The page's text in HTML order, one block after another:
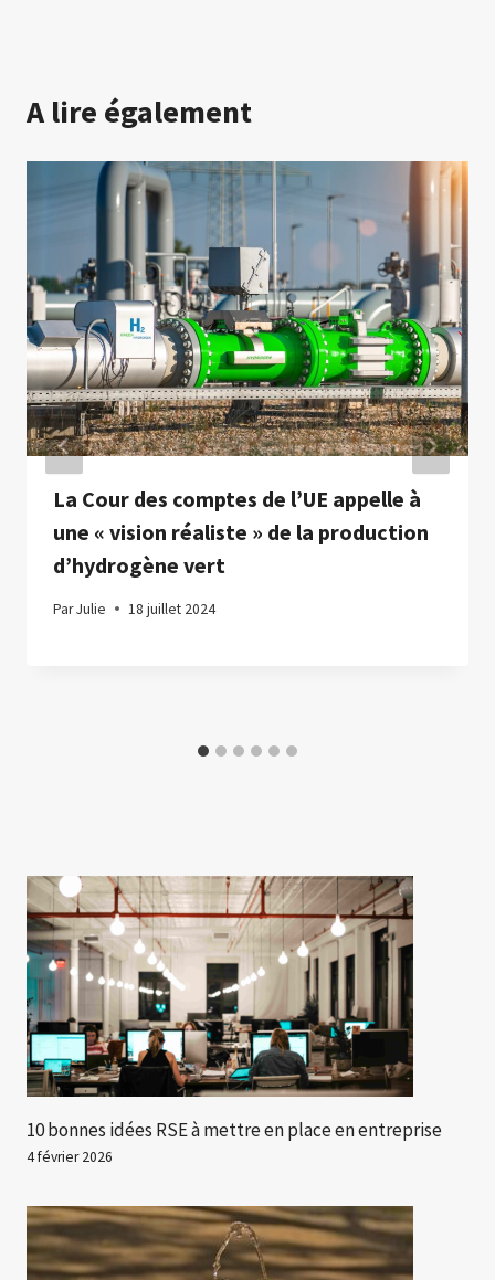
A lire également
La Cour des comptes de l’UE appelle à
une « vision réaliste » de la production
d’hydrogène vert
ParJulie 18 juillet 2024
10 bonnes idées RSE à mettre en place en entreprise
4 février 2026